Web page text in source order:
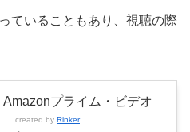
ていることもあり、視聴の際
Amazonプライム・ビデオ
created by Rinker